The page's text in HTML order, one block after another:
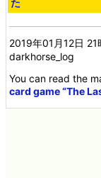
た
2019年01月12日
darkhorse_log
You can read the
card game “The